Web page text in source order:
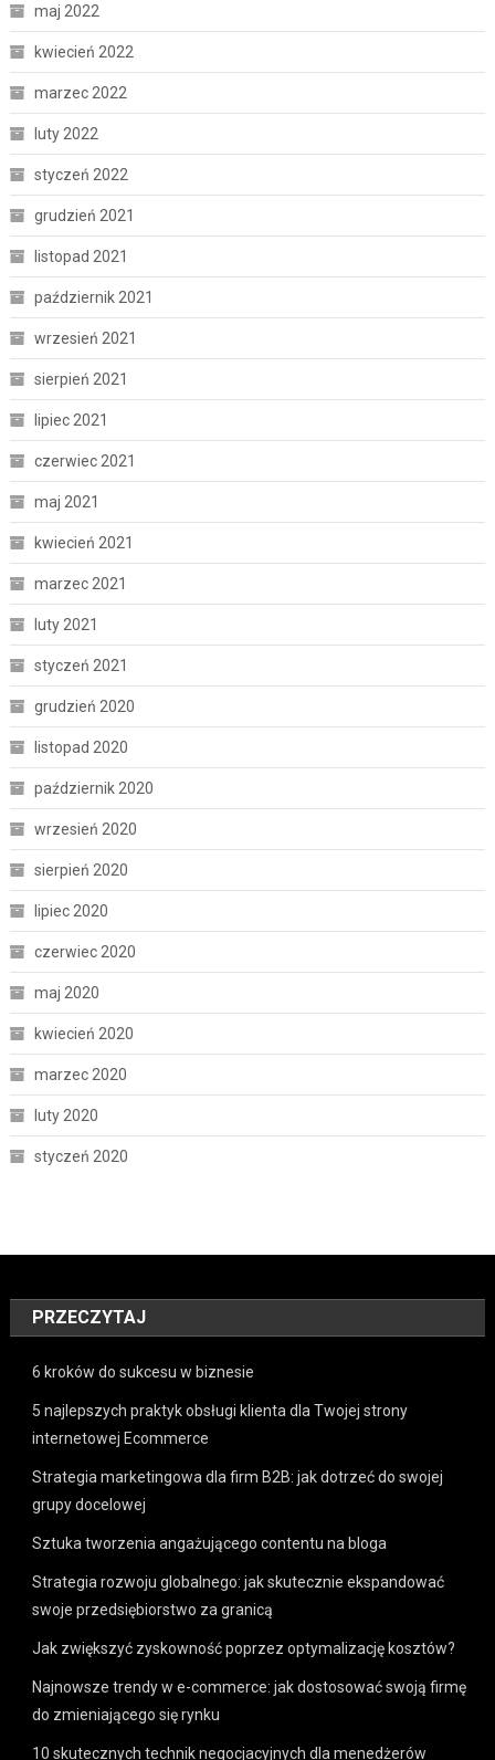
maj 2022
kwiecień 2022
marzec 2022
luty 2022
styczeń 2022
grudzień 2021
listopad 2021
październik 2021
wrzesień 2021
sierpień 2021
lipiec 2021
czerwiec 2021
maj 2021
kwiecień 2021
marzec 2021
luty 2021
styczeń 2021
grudzień 2020
listopad 2020
październik 2020
wrzesień 2020
sierpień 2020
lipiec 2020
czerwiec 2020
maj 2020
kwiecień 2020
marzec 2020
luty 2020
styczeń 2020
PRZECZYTAJ
6 kroków do sukcesu w biznesie
5 najlepszych praktyk obsługi klienta dla Twojej strony
internetowej Ecommerce
Strategia marketingowa dla firm B2B: jak dotrzeć do swojej
grupy docelowej
Sztuka tworzenia angażującego contentu na bloga
Strategia rozwoju globalnego: jak skutecznie ekspandować
swoje przedsiębiorstwo za granicą
Jak zwiększyć zyskowność poprzez optymalizację kosztów?
Najnowsze trendy w e-commerce: jak dostosować swoją firmę
do zmieniającego się rynku
10 skutecznych technik negocjacyjnych dla menedżerów